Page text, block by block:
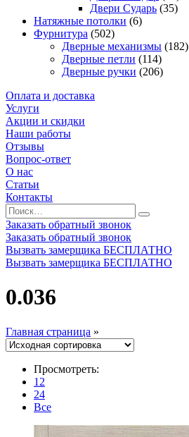
Двери Сударь (35)
Натяжные потолки (6)
Фурнитура (502)
Дверные механизмы (182)
Дверные петли (114)
Дверные ручки (206)
Оплата и доставка
Услуги
Акции и скидки
Наши работы
Отзывы
Вопрос-ответ
О нас
Статьи
Контакты
Заказать обратный звонок
Заказать обратный звонок
Вызвать замерщика БЕСПЛАТНО
Вызвать замерщика БЕСПЛАТНО
0.036
Главная страница »
Просмотреть:
12
24
Все